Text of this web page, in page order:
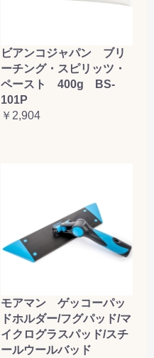
ビアンコジャパン ブリ
ーチング・スピリッツ・
ペースト 400g BS-
101P
￥2,904
モアマン ゲッコーパッ
ドホルダー/フグパッド/マ
イクログラスパッド/スチ
ールウールバッド